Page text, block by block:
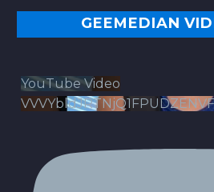
GEEMEDIAN
YouTube Video